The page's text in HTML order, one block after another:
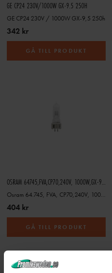
GE CP24 230V/1000W GX-9.5 250H
GE CP24 230V / 1000W GX-9,5 250h
342 kr
GÅ TILL PRODUKT
OSRAM 64745,FVA,CP70,240V, 1000W,GX-9.5
Osram 64.745, FVA, CP70,240V, 1000W, GX-9,5
404 kr
GÅ TILL PRODUKT